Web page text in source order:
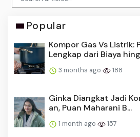
Popular
Kompor Gas Vs Listrik:
Lengkap dari Biaya
3 months ago 188
Ginka Diangkat Jadi
an, Puan Maharani B...
1 month ago 157